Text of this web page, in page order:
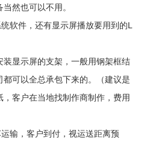
然也可以不用。
软件，还有显示屏播放要用到的L
显示屏的支架，一般用钢架框结
可以全总承包下来的。（建议是
客户在当地找制作商制作，费用
输，客户到付，视运送距离预